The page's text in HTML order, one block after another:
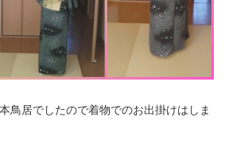
鳥居でしたので着物でのお出掛けはしま